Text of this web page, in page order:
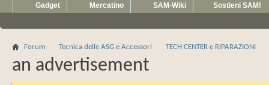
Gadget Mercatino SAM-Wiki Sostieni SAM!
Forum Tecnica delle ASG e Accessori TECH CENTER e RIPARAZIONI
an advertisement